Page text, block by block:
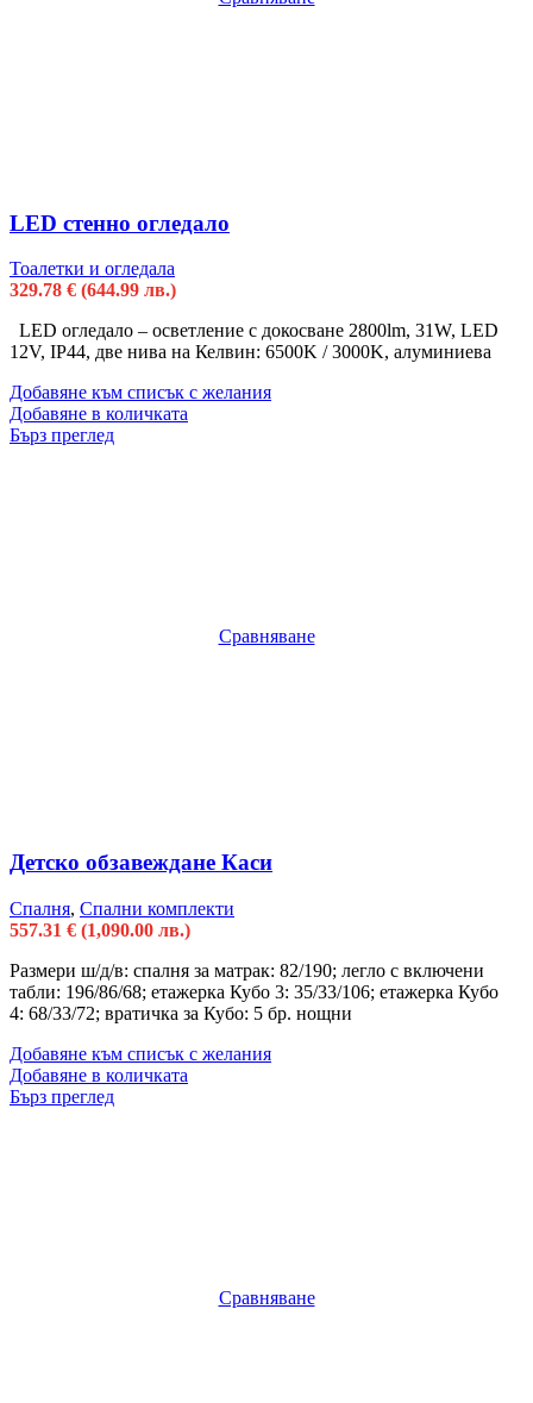
LED стенно огледало
Тоалетки и огледала
329.78 € (644.99 лв.)
LED огледало – осветление с докосване 2800lm, 31W, LED
12V, IP44, две нива на Келвин: 6500K / 3000K, алуминиева
Добавяне към списък с желания
Добавяне в количката
Бърз преглед
Сравняване
Детско обзавеждане Каси
Спалня, Спални комплекти
557.31 € (1,090.00 лв.)
Размери ш/д/в: спалня за матрак: 82/190; легло с включени
табли: 196/86/68; етажерка Кубо 3: 35/33/106; етажерка Кубо
4: 68/33/72; вратичка за Кубо: 5 бр. нощни
Добавяне към списък с желания
Добавяне в количката
Бърз преглед
Сравняване